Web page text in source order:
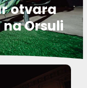
otvara
Orsuli